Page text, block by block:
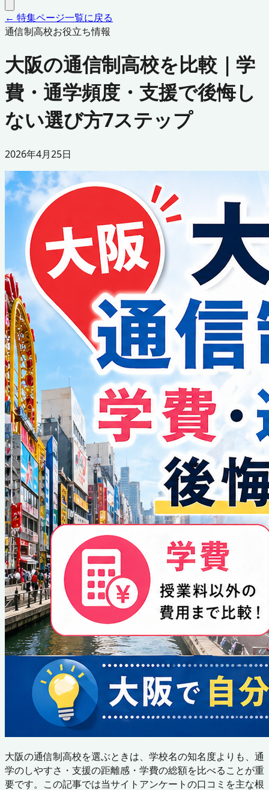
← 特集ページ一覧に戻る
通信制高校お役立ち情報
大阪の通信制高校を比較｜学
費・通学頻度・支援で後悔し
ない選び方7ステップ
2026年4月25日
大阪の通信制高校を選ぶときは、学校名の知名度よりも、通
学のしやすさ・支援の距離感・学費の総額を比べることが重
要です。この記事では当サイトアンケートの口コミを主な根